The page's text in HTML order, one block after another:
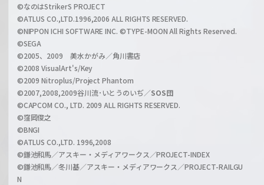
h
a
n
l
©なのはStrikerS PROJECT
©ATLUS CO.,LTD.1996,2006 ALL RIGHTS RESERVED.
©NIPPON ICHI SOFTWARE INC. ©TYPE-MOON All Rights Reserved.
©SEGA
©2005、2009 美水かがみ／角川書店
©2008 VisualArt's/Key
©2009 Nitroplus/Project Phantom
©2007,2008,2009谷川流･いとうのいぢ／SOS団
©CAPCOM CO., LTD. 2009 ALL RIGHTS RESERVED.
©窪岡俊之
©BNGI
©ATLUS CO.,LTD. 1996,2008
©鎌池和馬／アスキー・メディアワークス／PROJECT-INDEX
©鎌池和馬／冬川基／アスキー・メディアワークス／PROJECT-RAILGU
N